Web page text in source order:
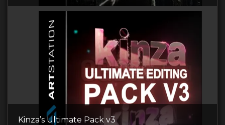
Kinza’s Ultimate Pack v3